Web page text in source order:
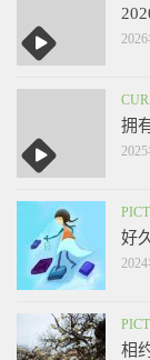
拥
好
相